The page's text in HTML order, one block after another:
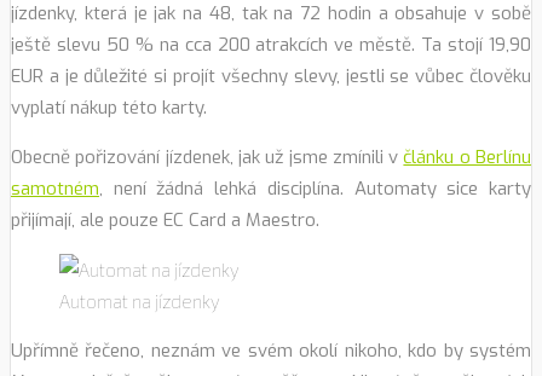
jízdenky, která je jak na 48, tak na 72 hodin a obsahuje v sobě
ještě slevu 50 % na cca 200 atrakcích ve městě. Ta stojí 19,90
EUR a je důležité si projít všechny slevy, jestli se vůbec člověku
vyplatí nákup této karty.
Obecně pořizování jízdenek, jak už jsme zmínili včlánku o Berlínu
samotném, není žádná lehká disciplína. Automaty sice karty
přijímají, ale pouze EC Card a Maestro.
Automat na jízdenky
Upřímně řečeno, neznám ve svém okolí nikoho, kdo by systém